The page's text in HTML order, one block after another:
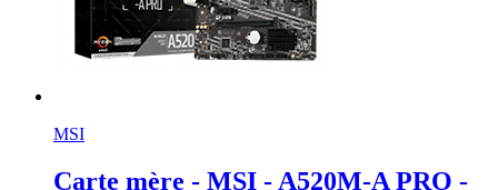
MSI
Carte mère - MSI - A520M-A PRO -